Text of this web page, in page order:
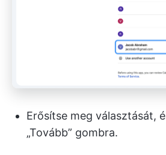
Erősítse meg választását,
„Tovább” gombra.